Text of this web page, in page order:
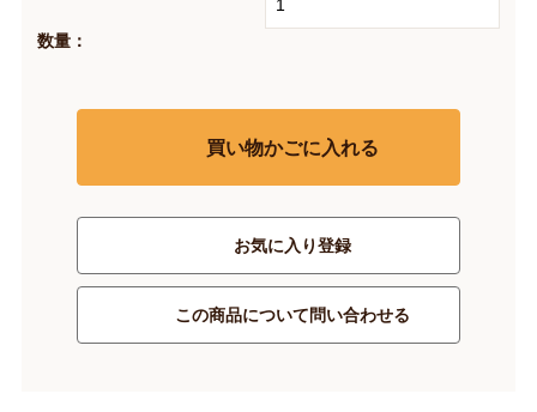
数量：
買い物かごに入れる
お気に入り登録
この商品について問い合わせる